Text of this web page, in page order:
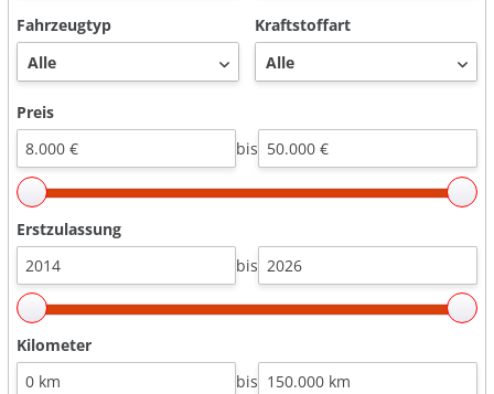
Fahrzeugtyp Kraftstoffart
Preis
bis
Erstzulassung
bis
Kilometer
bis